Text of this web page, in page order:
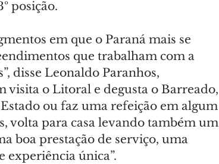
posição.
em que o Paraná mais se
que trabalham com a
disse Leonaldo Paranhos,
visita o Litoral e degusta o Barreado,
ou faz uma refeição em algum
volta para casa levando também um
boa prestação de serviço, uma
experiência única”.